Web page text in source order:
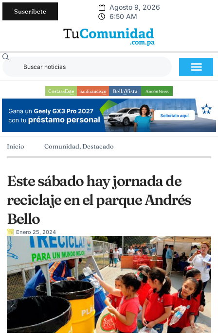
Suscríbete
Agosto 9, 2026
6:50 AM
Inicio Comunidad, Destacado
Este sábado hay jornada de
reciclaje en el parque Andrés
Bello
Enero 25, 2024